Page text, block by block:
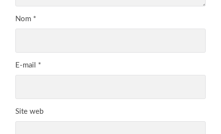
Nom *
E-mail *
Site web